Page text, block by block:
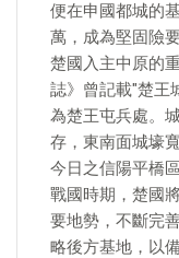
便在申國都城的
萬，成為堅固險
楚國入主中原的
誌》曾記載"楚王
為楚王屯兵處。
存，東南面城壕
今日之信陽平橋
戰國時期，楚國
要地勢，不斷完
略後方基地，以